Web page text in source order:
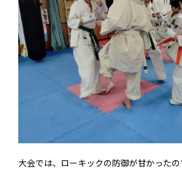
大会では、ローキックの防御が甘かった